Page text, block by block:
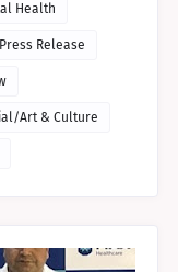
Health
Press Release
Art & Culture